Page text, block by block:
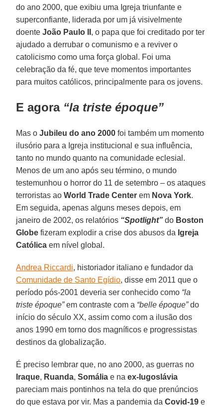
do ano 2000, que exibiu uma Igreja triunfante e
superconfiante, liderada por um já visivelmente
doenteJoão Paulo II , o papa que foi creditado por ter
ajudado a derrubar o comunismo e a reviver o
catolicismo como uma força global. Foi uma
celebração da fé, que teve momentos importantes
para muitos católicos, principalmente para os jovens.
E agora “la triste époque”
Mas oJubileu do ano 2000foi também um momento
ilusório para a Igreja institucional e sua influência,
tanto no mundo quanto na comunidade eclesial.
Menos de um ano após seu término, o mundo
testemunhou o horror do 11 de setembro – os ataques
terroristas aoWorld Trade Center em Nova York.
Em seguida, apenas alguns meses depois, em
janeiro de 2002, os relatórios “Spotlight” do Boston
Globe fizeram explodir a crise dos abusos da Igreja
Católica em nível global.
Andrea Riccardi, historiador italiano e fundador da
Comunidade de Santo Egídio, disse em 2011 que o
período pós-2001 deveria ser conhecido como “la
triste époque”em contraste com a “belle époque”do
início do século XX, assim como com a ilusão dos
anos 1990 em torno dos magníficos e progressistas
destinos da globalização.
É preciso lembrar que, no ano 2000, as guerras no
Iraque, Ruanda,Somália e naex-Iugoslávia
pareciam mais pontinhos na tela do que prenúncios
do que estava por vir. Mas a pandemia daCovid-19 e